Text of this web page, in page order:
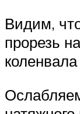
Видим,
прорезь